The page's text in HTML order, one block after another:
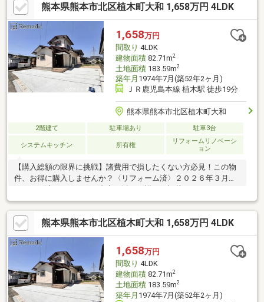
熊本県熊本市北区植木町大和 1,658万円 4LDK
1,658万円
間取り 4LDK
建物面積82.71m2
土地面積183.59m2
築年月 1974年7月(築52年2ヶ月)
ＪＲ鹿児島本線 植木駅 徒歩19分
熊本県熊本市北区植木町大和
2階建て 駐車場あり 駐車3台
システムキッチン 所有権
リフォームリノベーシ
ョン
【購入総額の限界に挑戦】諸費用で損したくない方必見！この物
件、お得に購入しませんか？〈リフォーム済〉２０２６年３月リ
〈水回り新品〉２０２６年３月 水回り新品交換済み〈駐車場３
台〉車が多くても安心。来客時も困らず、荷物の積み下ろしも
楽々。〈暖かな陽が差し込むリビング〉大きな窓はリビングの主
役。部屋も広く感じさせてくれます。【内覧ツアー】 熊本県全域
の気になる物件を全て弊社でまとめてご内覧いただけます水曜日
や１８時以降、お仕事終わりの内覧も柔軟に対応！物件選びから
お引渡しまで『ハウスドゥ熊本桜町』が全力でサポートします
熊本県熊本市北区植木町大和 1,658万円 4LDK
1,658万円
間取り 4LDK
建物面積82.71m2
土地面積183.59m2
築年月 1974年7月(築52年2ヶ月)